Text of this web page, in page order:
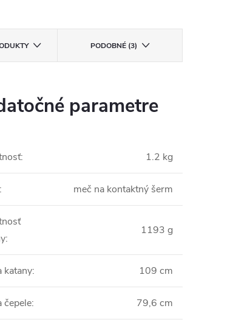
PODOBNÉ (3)
parametre
: 1.2 kg
: meč na kontaktný šerm
:
1193 g
katany: 109 cm
čepele: 79,6 cm